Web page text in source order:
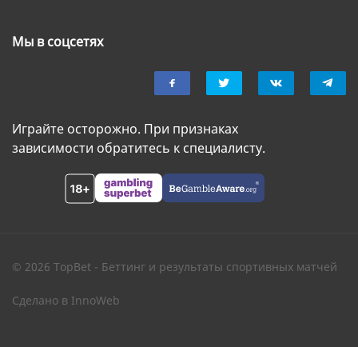
Мы в соцсетях
Играйте осторожно. При признаках
зависимости обратитесь к специалисту.
© 2026 TopBet - Беттинг и результаты спортивных матчей
Сделано в InnoWeb